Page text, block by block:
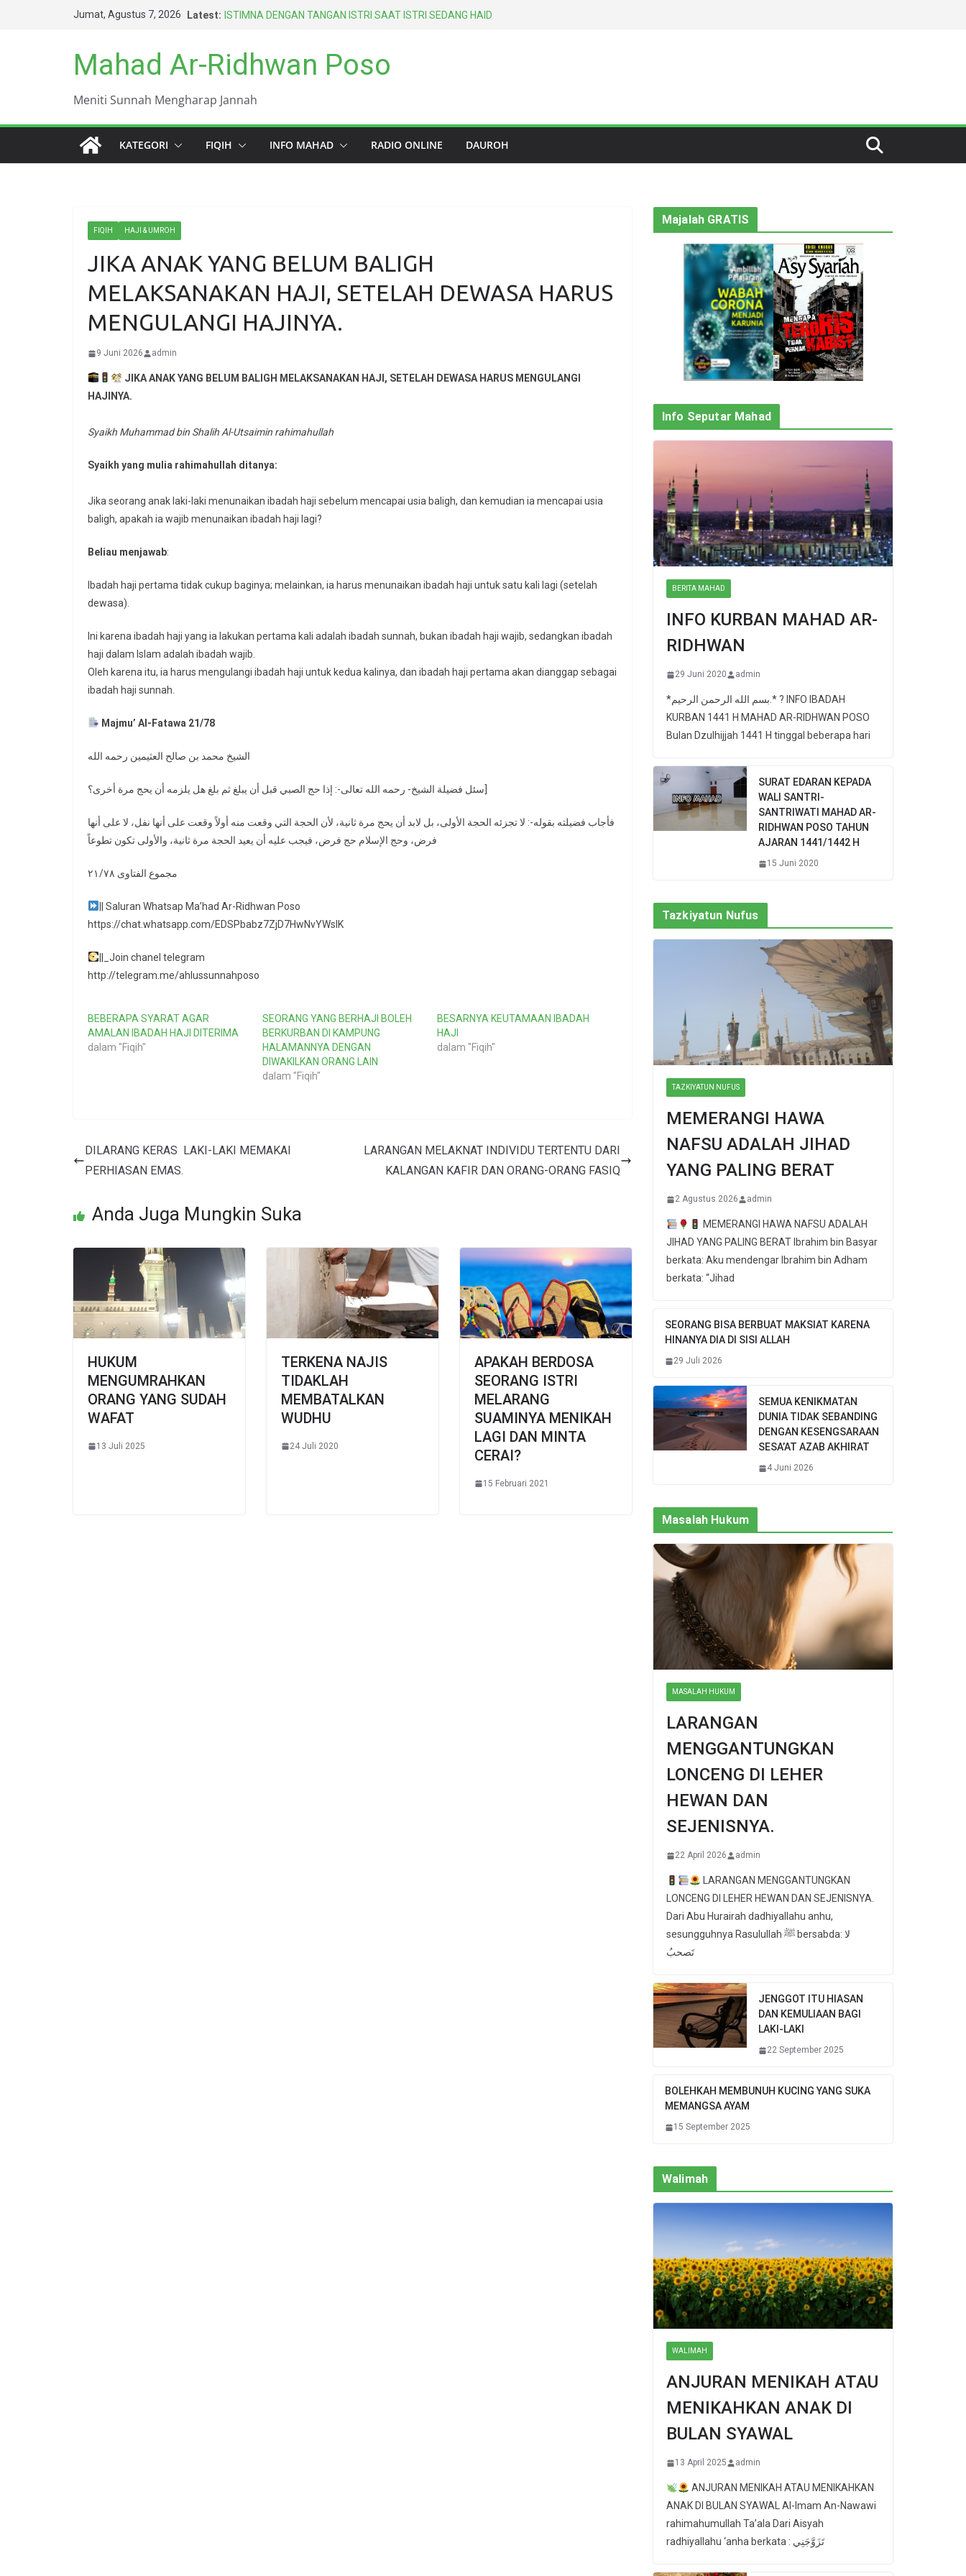
Jumat, Agustus 7, 2026 Latest: ISTIMNA DENGAN TANGAN ISTRI SAAT ISTRI SEDANG HAID
HARUS BERAGAMA DENGAN METODE TIGA GENERASI
TERBAIK UMAT INI (AS-SALAF ASH-SHALIH)
KEWAJIBAN PALING PERTAMA ATAS SETIAP MANUSIA
Mahad Ar-Ridhwan Poso
Meniti Sunnah Mengharap Jannah
KATEGORI FIQIH INFO MAHAD RADIO ONLINE DAUROH
FIQIH HAJI & UMROH
JIKA ANAK YANG BELUM BALIGH
MELAKSANAKAN HAJI, SETELAH DEWASA HARUS
MENGULANGI HAJINYA.
9 Juni 2026 admin
JIKAANAK YANG BELUM BALIGH MELAKSANAKAN HAJI, SETELAH DEWASA HARUS MENGULANGI
HAJINYA.
Syaikh Muhammad bin Shalih Al-Utsaimin rahimahullah
Syaikh yang mulia rahimahullah ditanya:
Jika seorang anak laki-laki menunaikan ibadah haji sebelum mencapai usia baligh, dan kemudian ia mencapai usia
baligh, apakah ia wajib menunaikan ibadah haji lagi?
Beliau menjawab:
Ibadah haji pertama tidak cukup baginya; melainkan, ia harus menunaikan ibadah haji untuk satu kali lagi (setelah
dewasa).
Ini karena ibadah haji yang ia lakukan pertama kali adalah ibadah sunnah, bukan ibadah haji wajib, sedangkan ibadah
haji dalam Islam adalah ibadah wajib.
Oleh karena itu, ia harus mengulangi ibadah haji untuk kedua kalinya, dan ibadah haji pertama akan dianggap sebagai
ibadah haji sunnah.
Majmu’ Al-Fatawa 21/78
الشيخ محمد بن صالح العثيمين رحمه الله
فأجاب فضيلته بقوله-: لا تجزئه الحجة الأولى، بل لابد أن يحج مرة ثانية، لأن الحجة التي وقعت منه أولاً وقعت على أنها نفل، لا على أنها
فرض، وحج الإسلام حج فرض، فيجب عليه أن يعيد الحجة مرة ثانية، والأولى تكون تطوعاً
مجموع الفتاوى ٢١/٧٨
|| Saluran Whatsap Ma’had Ar-Ridhwan Poso
https://chat.whatsapp.com/EDSPbabz7ZjD7HwNvYWslK
||_Join chanel telegram
http://telegram.me/ahlussunnahposo
BEBERAPA SYARAT AGAR
AMALAN IBADAH HAJI DITERIMA
dalam "Fiqih"
SEORANG YANG BERHAJI BOLEH
BERKURBAN DI KAMPUNG
HALAMANNYA DENGAN
DIWAKILKAN ORANG LAIN
dalam "Fiqih"
BESARNYA KEUTAMAAN IBADAH
HAJI
dalam "Fiqih"
DILARANG KERAS LAKI-LAKI MEMAKAI
PERHIASAN EMAS.
LARANGAN MELAKNAT INDIVIDU TERTENTU DARI
KALANGAN KAFIR DAN ORANG-ORANG FASIQ
Anda Juga Mungkin Suka
HUKUM
MENGUMRAHKAN
ORANG YANG SUDAH
WAFAT
13 Juli 2025
TERKENA NAJIS
TIDAKLAH
MEMBATALKAN
WUDHU
24 Juli 2020
APAKAH BERDOSA
SEORANG ISTRI
MELARANG
SUAMINYA MENIKAH
LAGI DAN MINTA
CERAI?
15 Februari 2021
Majalah GRATIS
Info Seputar Mahad
BERITA MAHAD
INFO KURBAN MAHAD AR-
RIDHWAN
29 Juni 2020 admin
*بسم الله الرحمن الرحيم.* ? INFO IBADAH
KURBAN 1441 H MAHAD AR-RIDHWAN POSO
Bulan Dzulhijjah 1441 H tinggal beberapa hari
SURAT EDARAN KEPADA
WALI SANTRI-
SANTRIWATI MAHAD AR-
RIDHWAN POSO TAHUN
AJARAN 1441/1442 H
15 Juni 2020
Tazkiyatun Nufus
TAZKIYATUN NUFUS
MEMERANGI HAWA
NAFSU ADALAH JIHAD
YANG PALING BERAT
2 Agustus 2026 admin
MEMERANGI HAWA NAFSU ADALAH
JIHAD YANG PALING BERAT Ibrahim bin Basyar
berkata: Aku mendengar Ibrahim bin Adham
berkata: “Jihad
SEORANG BISA BERBUAT MAKSIAT KARENA
HINANYA DIA DI SISI ALLAH
29 Juli 2026
SEMUA KENIKMATAN
DUNIA TIDAK SEBANDING
DENGAN KESENGSARAAN
SESA’AT AZAB AKHIRAT
4 Juni 2026
Masalah Hukum
MASALAH HUKUM
LARANGAN
MENGGANTUNGKAN
LONCENG DI LEHER
HEWAN DAN
SEJENISNYA.
22 April 2026 admin
LARANGAN MENGGANTUNGKAN
LONCENG DI LEHER HEWAN DAN SEJENISNYA.
Dari Abu Hurairah dadhiyallahu anhu,
sesungguhnya Rasulullah ﷺ bersabda: لا
تَصحبُ
JENGGOT ITU HIASAN
DAN KEMULIAAN BAGI
LAKI-LAKI
22 September 2025
BOLEHKAH MEMBUNUH KUCING YANG SUKA
MEMANGSA AYAM
15 September 2025
Walimah
WALIMAH
ANJURAN MENIKAH ATAU
MENIKAHKAN ANAK DI
BULAN SYAWAL
13 April 2025 admin
ANJURAN MENIKAH ATAU MENIKAHKAN
ANAK DI BULAN SYAWAL Al-Imam An-Nawawi
rahimahumullah Ta’ala Dari Aisyah
radhiyallahu ‘anha berkata : تَزَوَّجَنِي